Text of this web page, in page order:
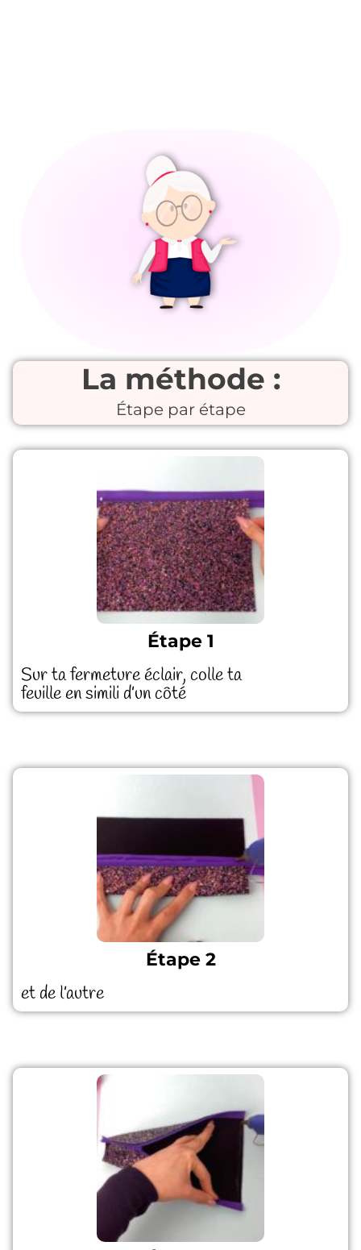
La méthode :
Étape par étape
Étape 1
Sur ta fermeture éclair, colle ta
feuille en simili d’un côté
Étape 2
et de l’autre